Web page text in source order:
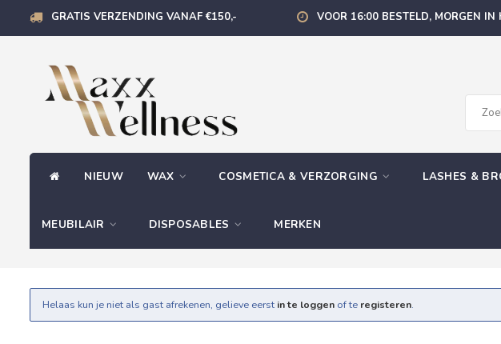
GRATIS VERZENDING VANAF €150,- VOOR 16:00 BESTELD, MORGEN IN
NIEUW WAX COSMETICA & VERZORGING LASHES &
MEUBILAIR DISPOSABLES MERKEN
Helaas kun je niet als gast afrekenen, gelieve eerst in te loggen of te registeren.